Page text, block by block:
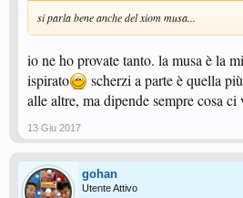
si parla bene anche del xiom musa...
io ne ho provate tanto. la musa è la
ispirato
scherzi a parte è quella
alle altre, ma dipende sempre cosa ci
13 Giu 2017
gohan
Utente Attivo